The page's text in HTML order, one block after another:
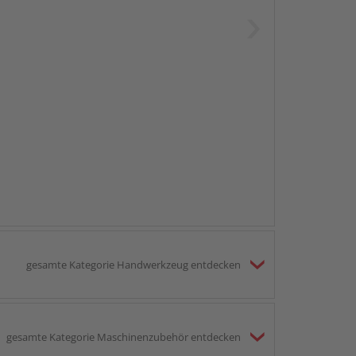
gesamte Kategorie Handwerkzeug entdecken
gesamte Kategorie Maschinenzubehör entdecken